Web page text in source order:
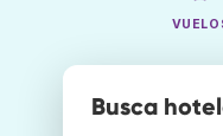
Busca